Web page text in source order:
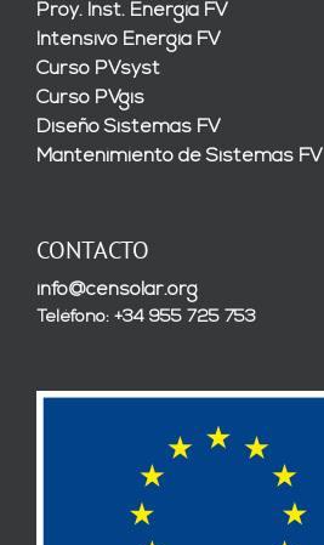
Proy. Inst. Energía FV
Intensivo Energía FV
Curso PVsyst
Curso PVgis
Diseño Sistemas FV
Mantenimiento de Sistemas FV
CONTACTO
info@censolar.org
Teléfono: +34 955 725 753